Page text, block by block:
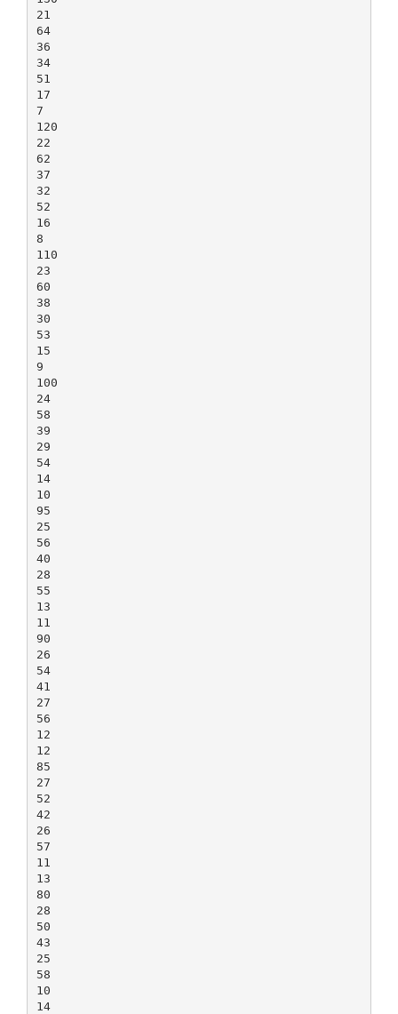
21
64
36
34
51
17
7
120
22
62
37
32
52
16
8
110
23
60
38
30
53
15
9
100
24
58
39
29
54
14
10
95
25
56
40
28
55
13
11
90
26
54
41
27
56
12
12
85
27
52
42
26
57
11
13
80
28
50
43
25
58
10
14